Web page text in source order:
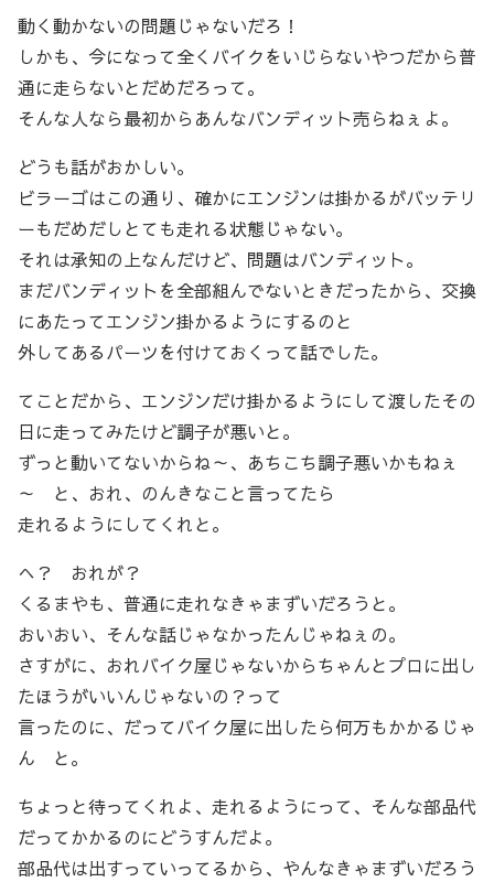
動く動かないの問題じゃないだろ！
しかも、今になって全くバイクをいじらないやつだから普
通に走らないとだめだろって。
そんな人なら最初からあんなバンディット売らねぇよ。
どうも話がおかしい。
ビラーゴはこの通り、確かにエンジンは掛かるがバッテリ
ーもだめだしとても走れる状態じゃない。
それは承知の上なんだけど、問題はバンディット。
まだバンディットを全部組んでないときだったから、交換
にあたってエンジン掛かるようにするのと
外してあるパーツを付けておくって話でした。
てことだから、エンジンだけ掛かるようにして渡したその
日に走ってみたけど調子が悪いと。
ずっと動いてないからね～、あちこち調子悪いかもねぇ
～ と、おれ、のんきなこと言ってたら
走れるようにしてくれと。
へ？ おれが？
くるまやも、普通に走れなきゃまずいだろうと。
おいおい、そんな話じゃなかったんじゃねぇの。
さすがに、おれバイク屋じゃないからちゃんとプロに出し
たほうがいいんじゃないの？って
言ったのに、だってバイク屋に出したら何万もかかるじゃ
ん と。
ちょっと待ってくれよ、走れるようにって、そんな部品代
だってかかるのにどうすんだよ。
部品代は出すっていってるから、やんなきゃまずいだろう